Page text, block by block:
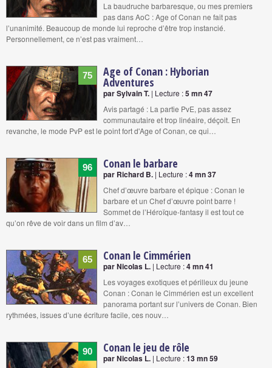
La baudruche barbaresque, ou mes premiers
pas dans AoC : Age of Conan ne fait pas
l’unanimité. Beaucoup de monde lui reproche d’être trop instancié.
Personnellement, ce n’est pas vraiment…
75 Age of Conan : Hyborian
Adventures
par Sylvain T. | Lecture :5 mn 47
Avis partagé : La partie PvE, pas assez
communautaire et trop linéaire, déçoit. En
revanche, le mode PvP est le point fort d'Age of Conan, ce qui…
96 Conan le barbare
par Richard B. | Lecture :4 mn 37
Chef d’œuvre barbare et épique : Conan le
barbare et un Chef d’œuvre point barre !
Sommet de l’Héroïque-fantasy il est tout ce
qu’on rêve de voir dans un film d’av…
65 Conan le Cimmérien
par Nicolas L. | Lecture :4 mn 41
Les voyages exotiques et périlleux du jeune
Conan : Conan le Cimmérien est un excellent
panorama portant sur l’univers de Conan. Bien
rythmées, issues d’une écriture facile, ces nouv…
90 Conan le jeu de rôle
par Nicolas L. | Lecture :13 mn 59